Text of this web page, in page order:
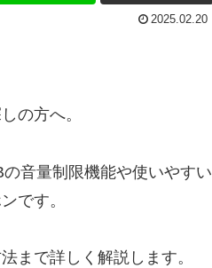
2025.02.20
の方へ。
音量制限機能や使いやすい
です。
まで詳しく解説します。